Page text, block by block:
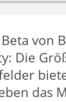
von
Die
das